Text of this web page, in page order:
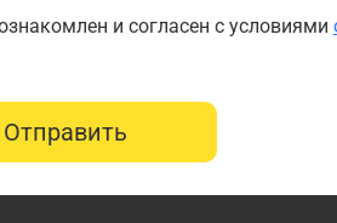
и согласен с условиями
Отправить